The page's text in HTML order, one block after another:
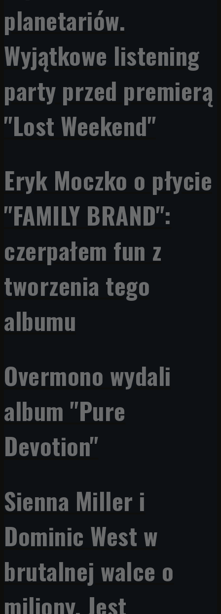
planetariów.
Wyjątkowe listening
party przed premierą
"Lost Weekend"
Eryk Moczko o płycie
"FAMILY BRAND":
czerpałem fun z
tworzenia tego
albumu
Overmono wydali
album "Pure
Devotion"
Sienna Miller i
Dominic West w
brutalnej walce o
miliony. Jest